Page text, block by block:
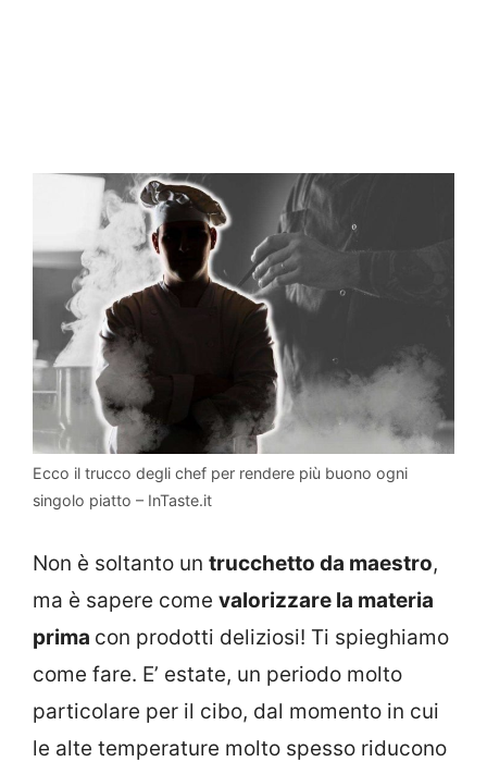
Ecco il trucco degli chef per rendere più buono ogni
singolo piatto – InTaste.it
Non è soltanto un trucchetto da maestro,
ma è sapere come valorizzare la materia
prima con prodotti deliziosi! Ti spieghiamo
come fare. E’ estate, un periodo molto
particolare per il cibo, dal momento in cui
le alte temperature molto spesso riducono